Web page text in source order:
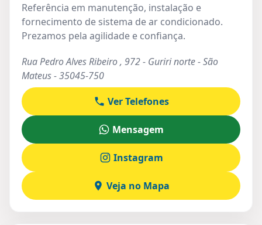
Referência em manutenção, instalação e
fornecimento de sistema de ar condicionado.
Prezamos pela agilidade e confiança.
Rua Pedro Alves Ribeiro , 972 - Guriri norte - São
Mateus - 35045-750
Ver Telefones
Mensagem
Instagram
Veja no Mapa